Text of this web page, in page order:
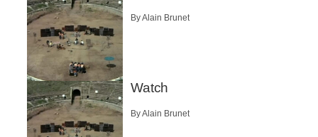
By Alain Brunet
Watch
By Alain Brunet